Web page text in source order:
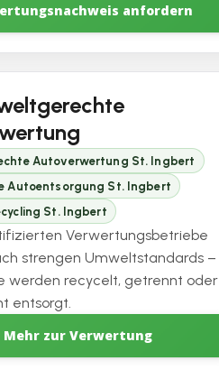
anfordern
Autoverwertung St. Ingbert
Autoentsorgung St. Ingbert
St. Ingbert
Verwertungsbetriebe
strengen Umweltstandards –
werden recycelt, getrennt oder
entsorgt.
Mehr zur Verwertung